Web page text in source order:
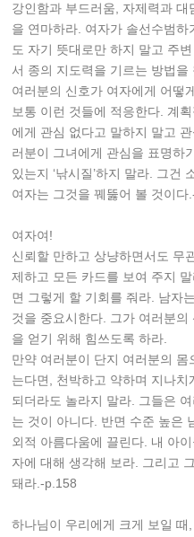
강인함과 부드러움, 자제력과
을 연마하라. 여자가 솔선수범
도 자기 뜻대로만 하지 말고 주
서 종의 지도력을 기르는 방법을
여러분의 신호가 여자에게 어떻
보통 이런 것들에 적응한다. 계
에게 관심 없다고 말하지 말고
러분이 그녀에게 관심을 표명하
있는지 ‘낚시질’하지 말라. 그건
여자는 그것을 꿰뚫어 볼 것이다
여자여!
신뢰할 만하고 상냥하면서도 무
제하고 모든 카드를 보여 주지
면 그렇게 할 기회를 줘라. 남자
것을 중요시한다. 그가 여러분
을 얻기 위해 힘쓰도록 하라.
만약 여러분이 단지 여러분의
는다면, 천박하고 약하며 지나
되더라도 놀라지 말라. 그들은
는 것이 아니다. 반면 수준 높은
외적 아름다움에 끌린다. 내 아
자에 대해 생각해 보라. 그리고
돼라.-p.158
하나님이 우리에게 크게 보일